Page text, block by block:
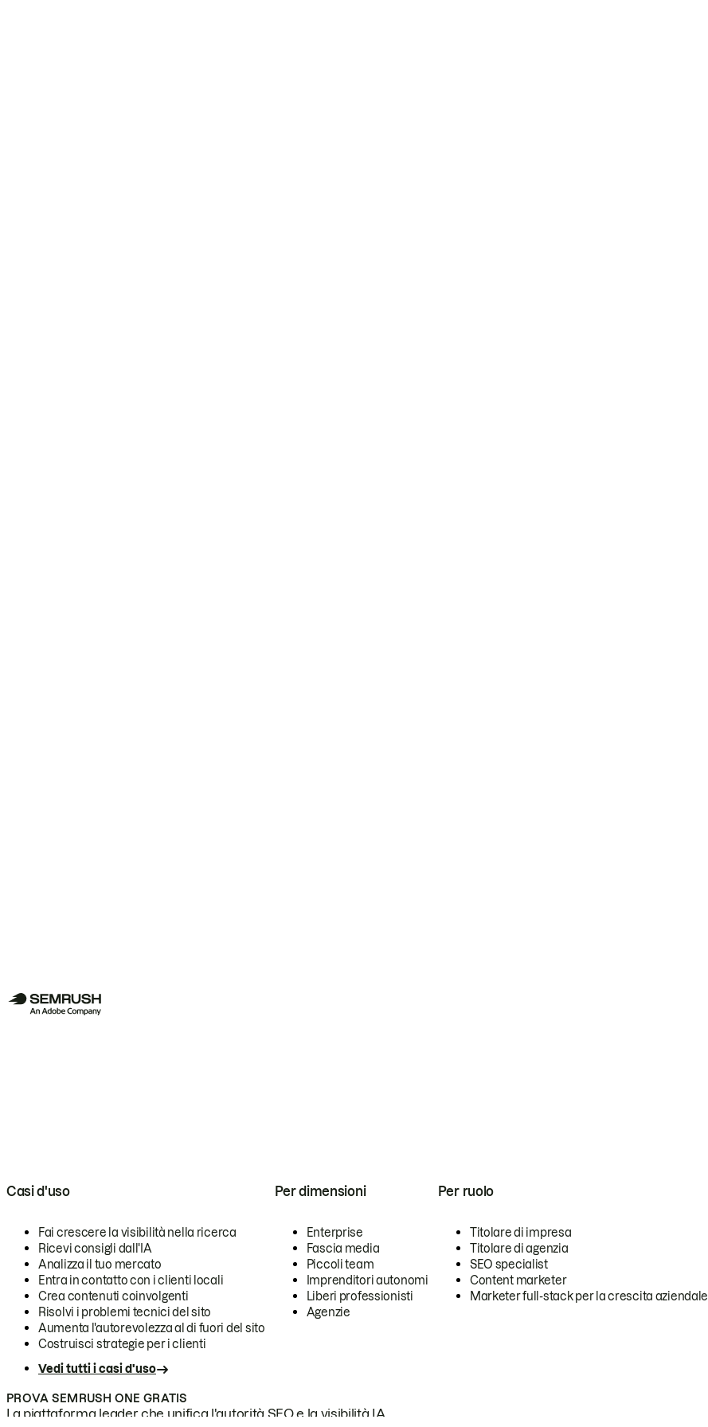
Casi d'uso
Fai crescere la visibilità nella ricerca
Ricevi consigli dall'IA
Analizza il tuo mercato
Entra in contatto con i clienti locali
Crea contenuti coinvolgenti
Risolvi i problemi tecnici del sito
Aumenta l'autorevolezza al di fuori del sito
Costruisci strategie per i clienti
Vedi tutti i casi d'uso
Per dimensioni
Enterprise
Fascia media
Piccoli team
Imprenditori autonomi
Liberi professionisti
Agenzie
Per ruolo
Titolare di impresa
Titolare di agenzia
SEO specialist
Content marketer
Marketer full-stack per la crescita aziendale
PROVA SEMRUSH ONE GRATIS
La piattaforma leader che unifica l'autorità SEO e la visibilità IA.